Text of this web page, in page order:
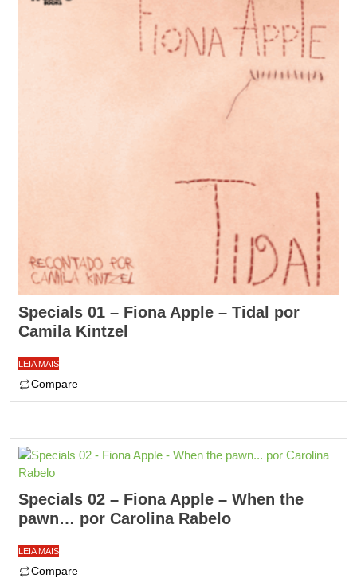
Specials 01 – Fiona Apple – Tidal por
Camila Kintzel
LEIA MAIS
Compare
Specials 02 – Fiona Apple – When the
pawn… por Carolina Rabelo
LEIA MAIS
Compare